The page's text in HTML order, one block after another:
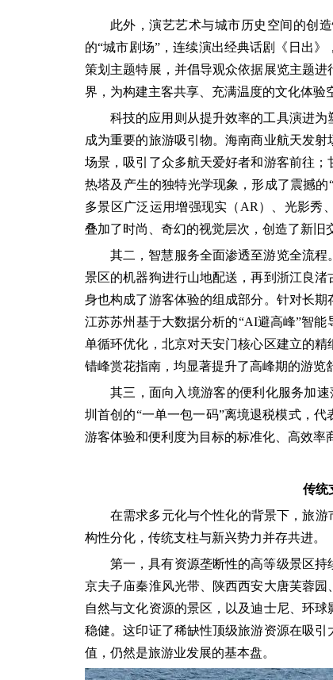
此外，演艺艺术与城市历史空间的创
的“城市剧场”，连续演出经典话剧《日出
策划主题特展，并倡导观众依据展览主题
界，为构建主客共享、充满温度的文化体验
科技的应用则从提升效率的工具演进
成为重要的旅游吸引物。海南商业航天发
场景，吸引了众多航天爱好者和游客前往
热塔及产生的独特光学现象，形成了震撼
多景区广泛运用增强现实（AR）、光影秀
叠加了时尚、奇幻的视觉层次，创造了新旧
其二，智慧服务全面渗透至游览全流
景区的机器狗进行山地配送，再到浙江良
身也构成了游客体验的组成部分。针对长
江苏苏州基于大数据分析的“AI避高峰”智
单循环优化，北京对天安门核心区建立的
错峰赏花指南，均显著提升了高峰期的游览
其三，面向入境游客的便利化服务加
圳首创的“一单一包一码”离境退税模式，
游客体验和便利度为目标的标准化、高效率
传统
在需求多元化与个性化的背景下，旅
构性分化，传统支柱与新兴势力并存共进。
第一，具有资源垄断性的高等级景区
京夫子庙秦淮风光带、陕西西安大唐芙蓉
自然与文化资源的景区，以及迪士尼、环
稳健。这印证了稀缺性顶级旅游资源在吸
值，仍然是旅游业发展的基本盘。